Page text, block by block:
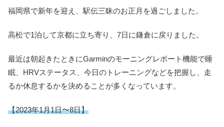
福岡県で新年を迎え、駅伝三昧のお正月を過ごしました。
高松で1泊して京都に立ち寄り、7日に鎌倉に戻りました。
最近は朝起きたときにGarminのモーニングレポート機能で睡
眠、HRVステータス、今日のトレーニングなどを把握し、走
るか休息するかを決めることが多くなっています。
【2023年1月1日〜8日】